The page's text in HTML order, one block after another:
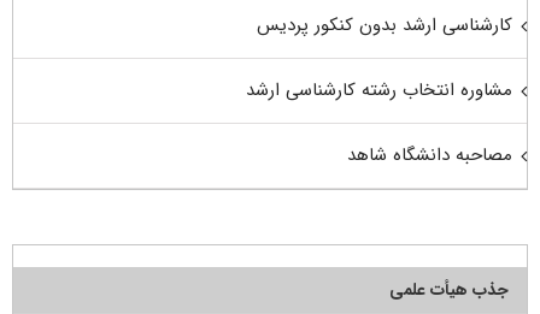
کارشناسی ارشد بدون کنکور پردیس
مشاوره انتخاب رشته کارشناسی ارشد
مصاحبه دانشگاه شاهد
جذب هیأت علمی